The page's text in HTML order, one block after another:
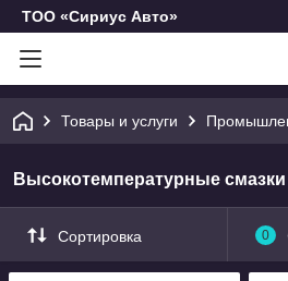
ТОО «Сириус Авто»
Товары и услуги
Высокотемпературные смазки
Сортировка 0